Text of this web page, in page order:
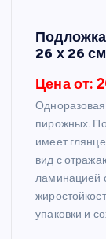
26 х 26
Цена от:
Одноразовая
пирожных.
имеет
вид с
ламинацией
упаковки и